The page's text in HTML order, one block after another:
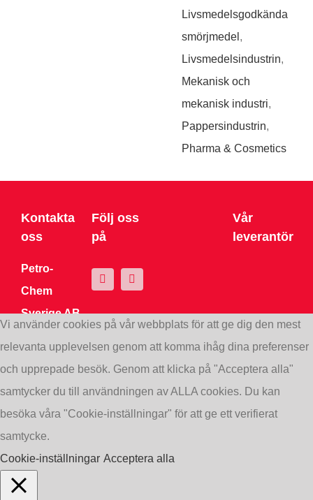
Livsmedelsgodkända
smörjmedel ,
Livsmedelsindustrin,
Mekanisk och
mekanisk industri,
Pappersindustrin,
Pharma & Cosmetics
Kontakta
oss
Petro-
Chem
Sverige AB
Org.nr.:
559031-
Följ oss
på
Vår
leverantör
Vi använder cookies på vår webbplats för att ge dig den mest
relevanta upplevelsen genom att komma ihåg dina preferenser
och upprepade besök. Genom att klicka på "Acceptera alla"
samtycker du till användningen av ALLA cookies. Du kan
besöka våra "Cookie-inställningar" för att ge ett verifierat
samtycke.
Cookie-inställningar Acceptera alla